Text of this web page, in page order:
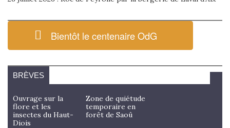
Bientôt le centenaire OdG
BRÈVES
Ouvrage sur la
flore et les
insectes du Haut-
Diois
Zone de quiétude
temporaire en
forêt de Saoû